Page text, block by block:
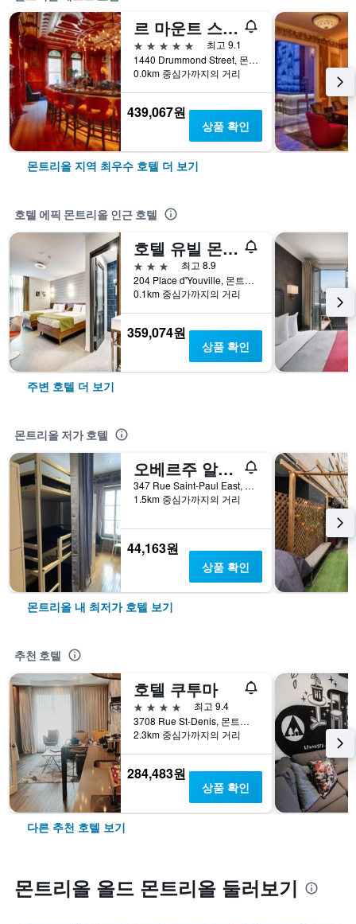
르 마운트 스티븐
5성급
최고 9.1
1440 Drummond Street, 몬트리올, QC, 캐나다
0.0km 중심가까지의 거리
439,067원
상품 확인
몬트리올 지역 최우수 호텔 더 보기
호텔 에픽 몬트리올 인근 호텔
호텔 유빌 몬트리올
3성급
최고 8.9
204 Place d'Youville, 몬트리올, QC, 캐나다
0.1km 중심가까지의 거리
359,074원
상품 확인
주변 호텔 더 보기
몬트리올 저가 호텔
오베르주 알트 호스텔
347 Rue Saint-Paul East, 몬트리올, QC, 캐나다
1.5km 중심가까지의 거리
44,163원
상품 확인
몬트리올 내 최저가 호텔 보기
추천 호텔
호텔 쿠투마
4성급
최고 9.4
3708 Rue St-Denis, 몬트리올, QC, 캐나다
2.3km 중심가까지의 거리
284,483원
상품 확인
다른 추천 호텔 보기
몬트리올 올드 몬트리올 둘러보기